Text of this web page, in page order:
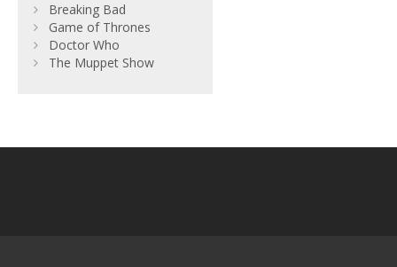
Breaking Bad
Game of Thrones
Doctor Who
The Muppet Show